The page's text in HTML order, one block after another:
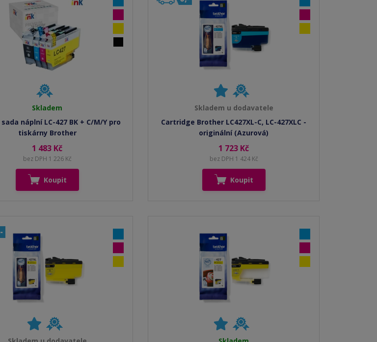
Skladem
náplní LC-427 BK + C/M/Y pro
tiskárny Brother
1 483 Kč
bez DPH 1 226 Kč
Koupit
Skladem u dodavatele
Cartridge Brother LC427XL-C, LC-427XLC -
originální (Azurová)
1 723 Kč
bez DPH 1 424 Kč
Koupit